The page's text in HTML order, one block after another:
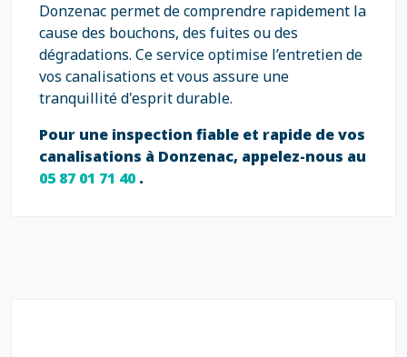
Donzenac permet de comprendre rapidement la
cause des bouchons, des fuites ou des
dégradations. Ce service optimise l’entretien de
vos canalisations et vous assure une
tranquillité d'esprit durable.
Pour une inspection fiable et rapide de vos
canalisations à Donzenac, appelez-nous au
05 87 01 71 40.